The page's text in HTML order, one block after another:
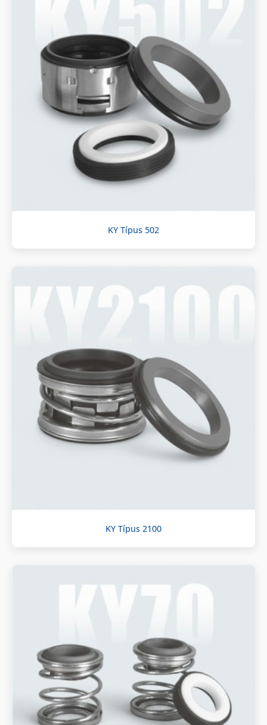
KY Típus 502
KY Típus 2100